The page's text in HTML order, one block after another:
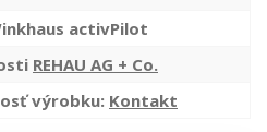
activPilot
REHAU AG + Co.
výrobku: Kontakt